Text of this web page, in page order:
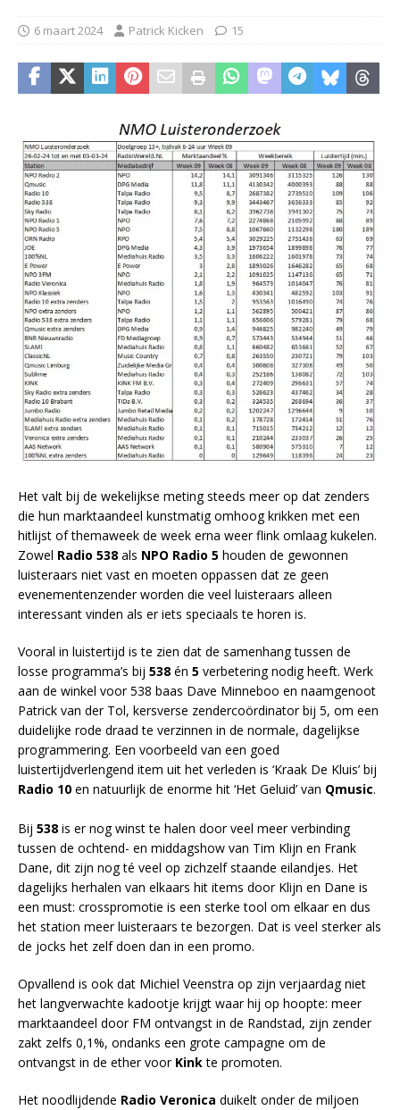
6 maart 2024 Patrick Kicken 15
Het valt bij de wekelijkse meting steeds meer op dat zenders
die hun marktaandeel kunstmatig omhoog krikken met een
hitlijst of themaweek de week erna weer flink omlaag kukelen.
Zowel Radio 538 als NPO Radio 5 houden de gewonnen
luisteraars niet vast en moeten oppassen dat ze geen
evenementenzender worden die veel luisteraars alleen
interessant vinden als er iets speciaals te horen is.
Vooral in luistertijd is te zien dat de samenhang tussen de
losse programma’s bij 538 én 5 verbetering nodig heeft. Werk
aan de winkel voor 538 baas Dave Minneboo en naamgenoot
Patrick van der Tol, kersverse zendercoördinator bij 5, om een
duidelijke rode draad te verzinnen in de normale, dagelijkse
programmering. Een voorbeeld van een goed
luistertijdverlengend item uit het verleden is ‘Kraak De Kluis’ bij
Radio 10 en natuurlijk de enorme hit ‘Het Geluid’ van Qmusic.
Bij 538 is er nog winst te halen door veel meer verbinding
tussen de ochtend- en middagshow van Tim Klijn en Frank
Dane, dit zijn nog té veel op zichzelf staande eilandjes. Het
dagelijks herhalen van elkaars hit items door Klijn en Dane is
een must: crosspromotie is een sterke tool om elkaar en dus
het station meer luisteraars te bezorgen. Dat is veel sterker als
de jocks het zelf doen dan in een promo.
Opvallend is ook dat Michiel Veenstra op zijn verjaardag niet
het langverwachte kadootje krijgt waar hij op hoopte: meer
marktaandeel door FM ontvangst in de Randstad, zijn zender
zakt zelfs 0,1%, ondanks een grote campagne om de
ontvangst in de ether voor Kinkte promoten.
Het noodlijdende Radio Veronica duikelt onder de miljoen